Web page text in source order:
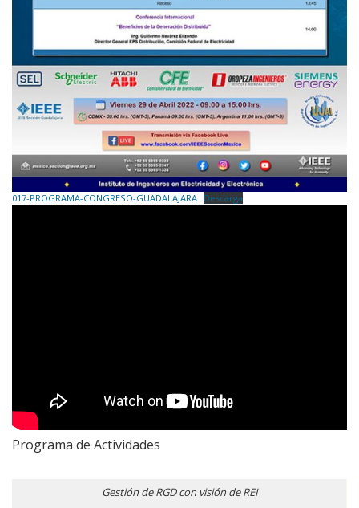
017-PROGRAMA-CONGRESO-GUADALAJARA Descarga
Programa de Actividades
Gestión de RGD con visión de REI